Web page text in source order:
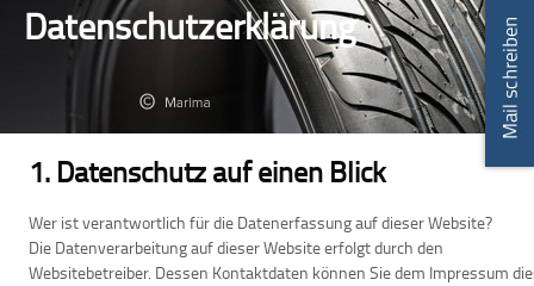
Datenschutzerklärung
1. Datenschutz auf einen Blick
Wer ist verantwortlich für die Datenerfassung auf dieser Website?
Die Datenverarbeitung auf dieser Website erfolgt durch den
Websitebetreiber. Dessen Kontaktdaten können Sie dem Impressum